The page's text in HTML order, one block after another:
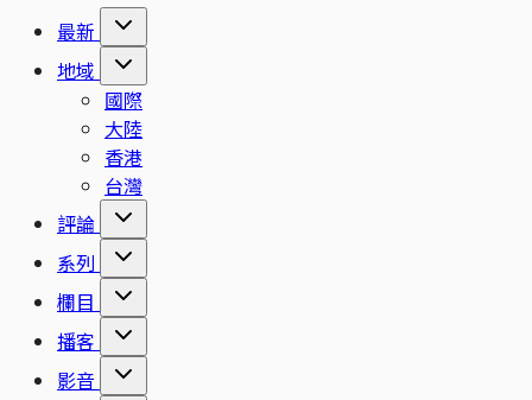
最新
地域
國際
大陸
香港
台灣
評論
系列
欄目
播客
影音